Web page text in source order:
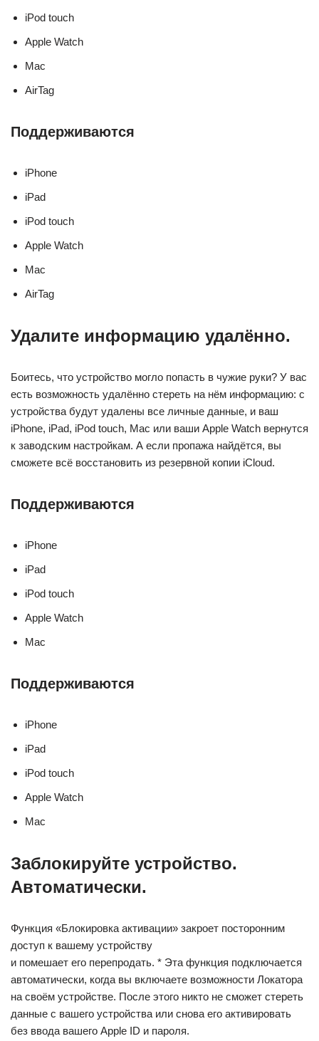
iPod touch
Apple Watch
Mac
AirTag
Поддерживаются
iPhone
iPad
iPod touch
Apple Watch
Mac
AirTag
Удалите информацию удалённо.
Боитесь, что устройство могло попасть в чужие руки? У вас
есть возможность удалённо стереть на нём информацию: с
устройства будут удалены все личные данные, и ваш
iPhone, iPad, iPod touch, Mac или ваши Apple Watch вернутся
к заводским настройкам. А если пропажа найдётся, вы
сможете всё восстановить из резервной копии iCloud.
Поддерживаются
iPhone
iPad
iPod touch
Apple Watch
Mac
Поддерживаются
iPhone
iPad
iPod touch
Apple Watch
Mac
Заблокируйте устройство.
Автоматически.
Функция «Блокировка активации» закроет посторонним
доступ к вашему устройству
и помешает его перепродать. * Эта функция подключается
автоматически, когда вы включаете возможности Локатора
на своём устройстве. После этого никто не сможет стереть
данные с вашего устройства или снова его активировать
без ввода вашего Apple ID и пароля.